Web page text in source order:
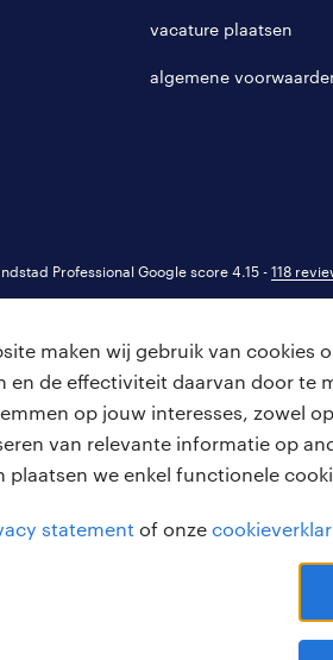
maken wij gebruik van cookies
en de effectiviteit daarvan door te
op jouw interesses, zowel
van relevante informatie op
plaatsen we enkel functionele
statement of onze
vacature plaatsen
algemene
Professional Google score 4.15 - 118